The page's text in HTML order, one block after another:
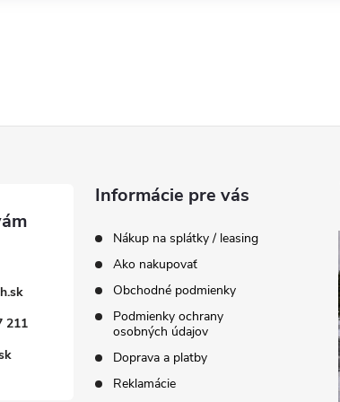
211
Informácie pre vás
Nákup na splátky / leasing
Ako nakupovať
Obchodné podmienky
Podmienky ochrany
osobných údajov
Doprava a platby
Reklamácie